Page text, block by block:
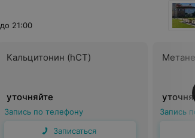
до 21:00
Кальцитонин (hCT)
уточняйте
Запись по телефону
Записаться
Запись